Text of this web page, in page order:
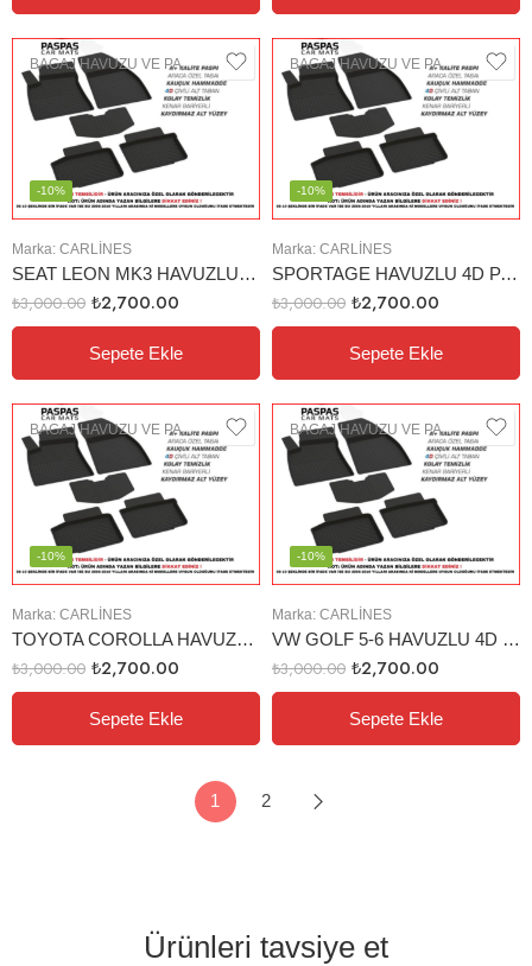
BAGAJ HAVUZU VE PASPAS
Marka: CARLINES
SEAT LEON MK3 HAVUZLU 4D PASPAS (12-18)
-10%
₺3,000.00 ₺2,700.00
Sepete Ekle
BAGAJ HAVUZU VE PASPAS
Marka: CARLINES
SPORTAGE HAVUZLU 4D PASPAS (2010)
-10%
₺3,000.00 ₺2,700.00
Sepete Ekle
BAGAJ HAVUZU VE PASPAS
Marka: CARLINES
TOYOTA COROLLA HAVUZLU 4D PASPAS (13-18)
-10%
₺3,000.00 ₺2,700.00
Sepete Ekle
BAGAJ HAVUZU VE PASPAS
Marka: CARLINES
VW GOLF 5-6 HAVUZLU 4D PASPAS
-10%
₺3,000.00 ₺2,700.00
Sepete Ekle
1 2
Ürünleri tavsiye et